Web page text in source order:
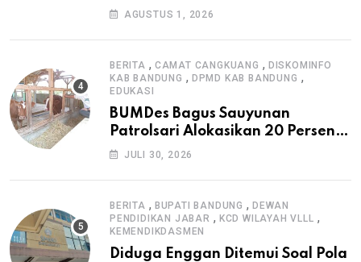
Masyarakat Sambut Antusias
AGUSTUS 1, 2026
BERITA , CAMAT CANGKUANG , DISKOMINFO
KAB BANDUNG , DPMD KAB BANDUNG ,
EDUKASI
BUMDes Bagus Sauyunan
Patrolsari Alokasikan 20 Persen
Dana Desa untuk Ketahanan
JULI 30, 2026
BERITA , BUPATI BANDUNG ,DEWAN
PENDIDIKAN JABAR , KCD WILAYAH VLLL ,
KEMENDIKDASMEN
Diduga Enggan Ditemui Soal Pola